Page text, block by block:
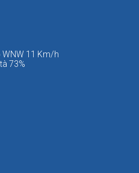
WNW 11 Km/h
73%